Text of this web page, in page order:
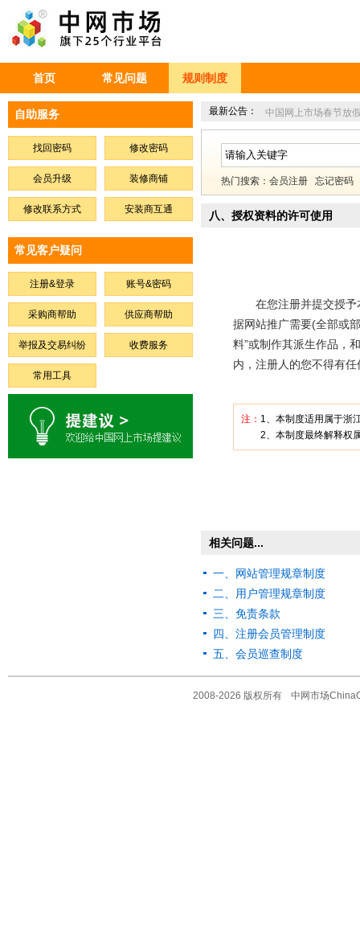
首页 常见问题 规则制度
自助服务
找回密码 修改密码
会员升级 装修商铺
修改联系方式 安装商互通
常见客户疑问
注册&登录 账号&密码
采购商帮助 供应商帮助
举报及交易纠纷 收费服务
常用工具
最新公告： 中国网上市场春节放
热门搜索： 会员注册 忘记密码
八、授权资料的许可使用
在您注册并提交授予
据网站推广需要(全部或
料”或制作其派生作品，
内，注册人的您不得有
注： 1、本制度适用属于浙
2、本制度最终解释权属
相关问题...
一、网站管理规章制度
二、用户管理规章制度
三、免责条款
四、注册会员管理制度
五、会员巡查制度
2008-2026 版权所有 中网市场